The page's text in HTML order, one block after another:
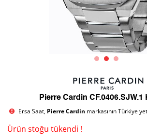
Pierre Cardin CF.0406.SJW.1
Ersa Saat, Pierre Cardin markasının Türkiye
Ürün stoğu tükendi !